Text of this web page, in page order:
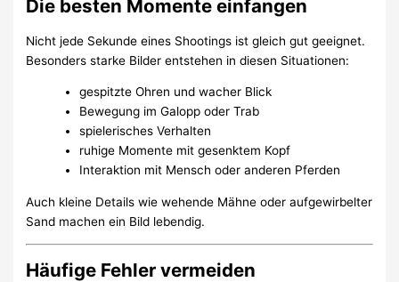
Die besten Momente einfangen
Nicht jede Sekunde eines Shootings ist gleich gut geeignet.
Besonders starke Bilder entstehen in diesen Situationen:
gespitzte Ohren und wacher Blick
Bewegung im Galopp oder Trab
spielerisches Verhalten
ruhige Momente mit gesenktem Kopf
Interaktion mit Mensch oder anderen Pferden
Auch kleine Details wie wehende Mähne oder aufgewirbelter
Sand machen ein Bild lebendig.
Häufige Fehler vermeiden